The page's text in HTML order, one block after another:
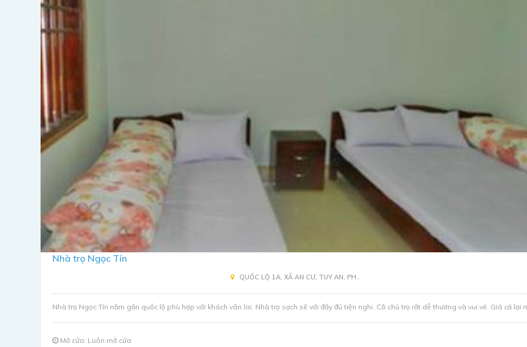
Nhà trọ Ngọc Tín
QUỐC LỘ 1A, XÃ AN CƯ, TUY AN, PH..
Nhà trọ Ngọc Tín nằm gần quốc lộ phù hợp với khách vãn lai. Nhà trọ sạch sẽ với đầy đủ tiện nghi. Cô chủ trọ rất dễ thương và vui vẻ. Giá cả lại
Mở cửa: Luôn mở cửa